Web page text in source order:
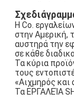
Η Co.
στην Αμερική,
αυστηρά την
σε κάθε
Τα κύρια
τους
«Αιχμηρός και
Τα ΕΡΓΑΛΕΊΑ